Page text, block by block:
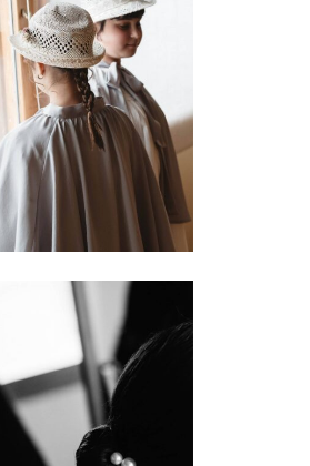
INICIO
PORTFOLIO
VÍDEOS
QUIEN SOY
INFO, P&R